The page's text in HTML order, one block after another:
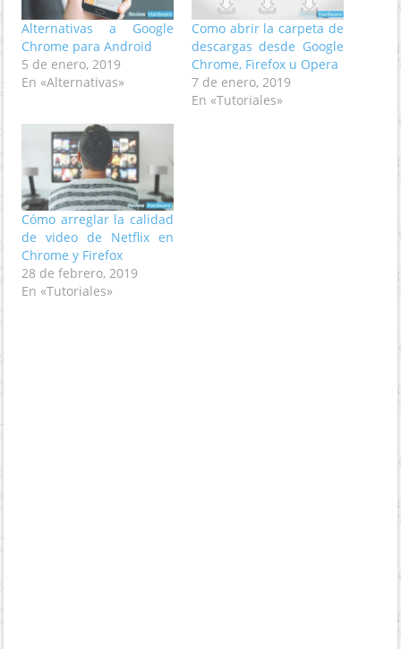
Alternativas a Google
Chrome para Android
5 de enero, 2019
En «Alternativas»
Como abrir la carpeta de
descargas desde Google
Chrome, Firefox u Opera
7 de enero, 2019
En «Tutoriales»
Cómo arreglar la calidad
de video de Netflix en
Chrome y Firefox
28 de febrero, 2019
En «Tutoriales»